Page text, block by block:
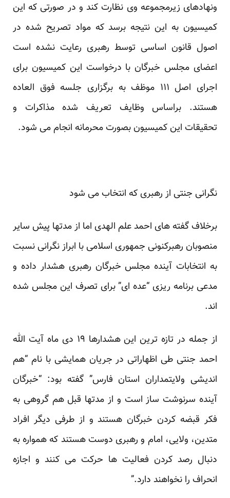
ونهادهای زیرمجموعه وی نظارت کند و در صورتی که این
کمیسیون به این نتیجه برسد که مواد تصریح شده در
اصول قانون اساسی توسط رهبری رعایت نشده است
اعضای مجلس خبرگان با درخواست این کمیسیون برای
اجرای اصل ۱۱۱ موظف به برگزاری جلسه فوق العاده
هستند. براساس وظایف تعریف شده مذاکرات و
تحقیقات این کمیسیون بصورت محرمانه انجام می شود.
نگرانی جنتی از رهبری که انتخاب می شود
برخلاف گفته های احمد علم الهدی اما از مدتها پیش سایر
منصوبان رهبرکنونی جمهوری اسلامی با ابراز نگرانی نسبت
به انتخابات آینده مجلس خبرگان رهبری هشدار داده و
مدعی برنامه ریزی “عده ای” برای تصرف این مجلس شده
اند.
از جمله در تازه ترین این هشدارها ۱۹ دی ماه آیت الله
احمد جنتی طی اظهاراتی در جریان همایشی با نام “هم
اندیشی ولایتمداران استان فارس” گفته بود: “خبرگان
آینده سرنوشت ساز است و از مدتها قبل هم گروهی به
فکر قبضه کردن خبرگان هستند و از طرفی دیگر افراد
متدین، ولایی، امام و رهبری دوست هستند که همواره به
دنبال رصد کردن فعالیت ها حرکت می کنند و اجازه
انحراف را نخواهند دارد.”